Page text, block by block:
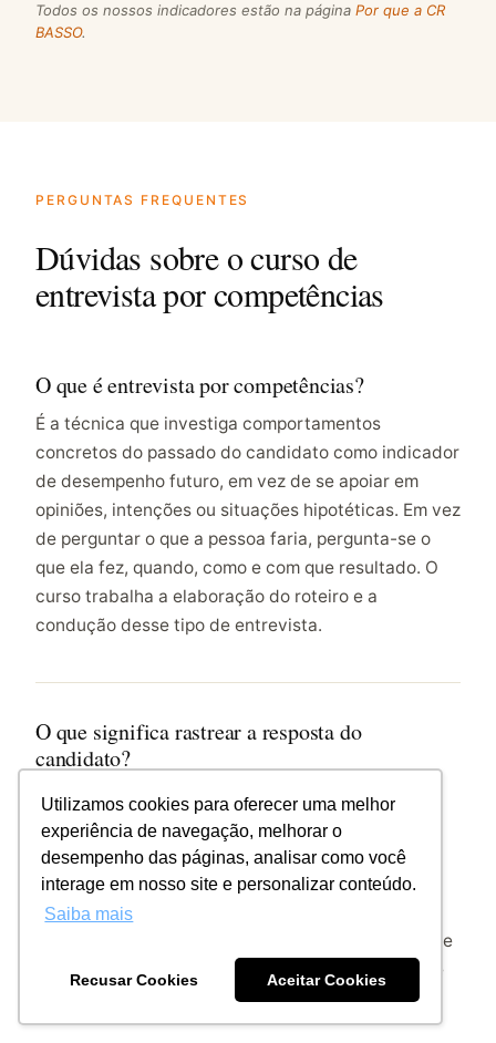
Utilizamos cookies para oferecer uma melhor
experiência de navegação, melhorar o
desempenho das páginas, analisar como você
interage em nosso site e personalizar conteúdo.
Saiba mais
Recusar Cookies Aceitar Cookies
Todos os nossos indicadores estão na página Por que a CR
BASSO.
PERGUNTAS FREQUENTES
Dúvidas sobre o curso de
entrevista por competências
O que é entrevista por competências?
É a técnica que investiga comportamentos
concretos do passado do candidato como indicador
de desempenho futuro, em vez de se apoiar em
opiniões, intenções ou situações hipotéticas. Em vez
de perguntar o que a pessoa faria, pergunta-se o
que ela fez, quando, como e com que resultado. O
curso trabalha a elaboração do roteiro e a
condução desse tipo de entrevista.
O que significa rastrear a resposta do
candidato?
Rastrear é aprofundar a resposta até chegar ao
comportamento efetivo, em vez de aceitar a
primeira formulação genérica. Envolve investigar
contexto, ação e resultado, separando o que o
candidato realmente fez daquilo que ele apenas
sabe descrever bem. É a técnica central do curso e
o que diferencia a entrevista por competências de
uma conversa bem conduzida.